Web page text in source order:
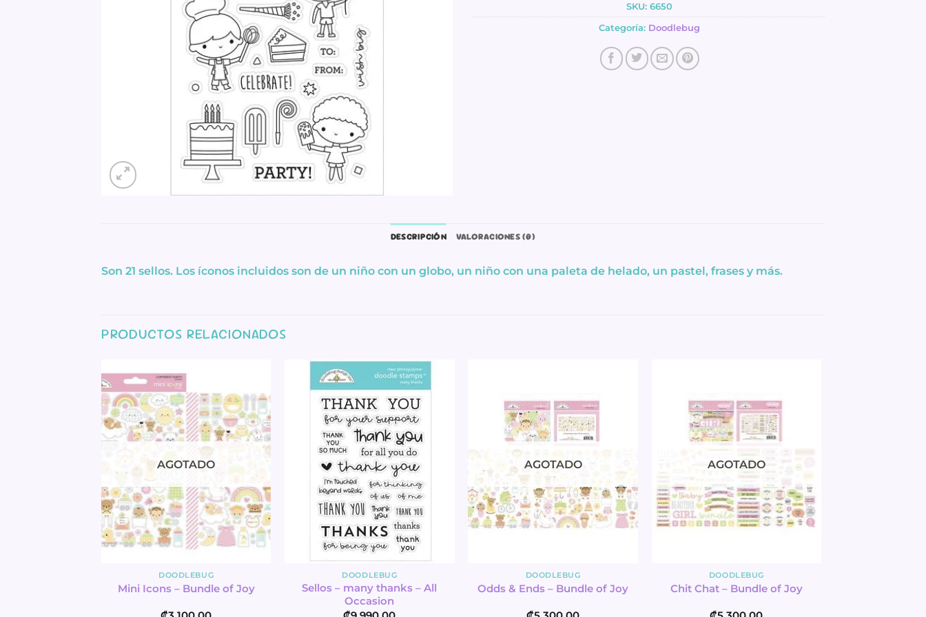
SKU: 6650
Categoría: Doodlebug
DESCRIPCIÓN VALORACIONES (0)
Son 21 sellos. Los íconos incluidos son de un niño con un globo, un niño con una paleta de helado, un pastel, frases y más.
PRODUCTOS RELACIONADOS
AGOTADO
DOODLEBUG
Mini Icons – Bundle of Joy
DOODLEBUG
Sellos – many thanks – All
Occasion
AGOTADO
DOODLEBUG
Odds & Ends – Bundle of Joy
AGOTADO
DOODLEBUG
Chit Chat – Bundle of Joy